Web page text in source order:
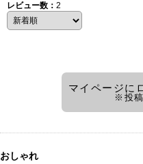
レビュー数： 2
マイページに
※投
おしゃれ